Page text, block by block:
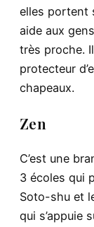
elles portent
aide aux
très proche.
protecteur
chapeaux.
Zen
C’est une
3 écoles qui
Soto-shu et
qui s’appuie